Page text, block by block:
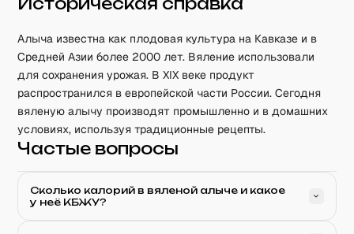
Алыча известна как плодовая культура на Кавказе и в
Средней Азии более 2000 лет. Вяление использовали
для сохранения урожая. В XIX веке продукт
распространился в европейской части России. Сегодня
вяленую алычу производят промышленно и в домашних
условиях, используя традиционные рецепты.
Частые вопросы
Сколько калорий в вяленой алыче и какое
у неё КБЖУ?